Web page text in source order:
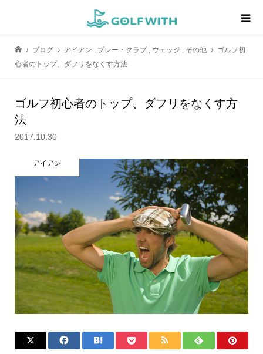
ブログ アイアン , プレー・クラブ , ウェッジ , その他
ゴルフ初
心者のトップ、ダフリをなくす方法
ゴルフ初心者のトップ、ダフリをなくす方
法
2017.10.30
アイアン